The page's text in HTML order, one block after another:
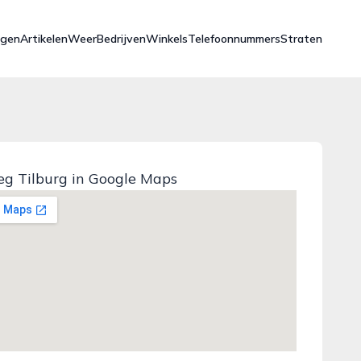
ArtikelenWeerBedrijvenWinkelsTelefoonnummersStraten
Tilburg in Google Maps